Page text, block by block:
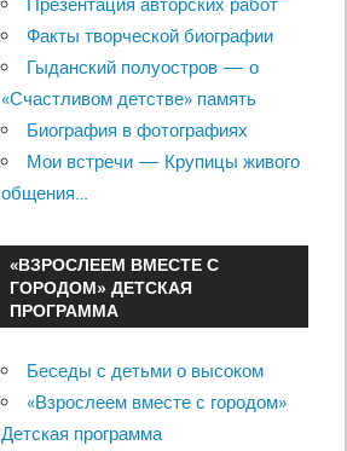
Факты творческой биографии
Гыданский полуостров — о
«Счастливом детстве» память
Биография в фотографиях
Мои встречи — Крупицы живого
общения…
«ВЗРОСЛЕЕМ ВМЕСТЕ С
ГОРОДОМ» ДЕТСКАЯ
ПРОГРАММА
Беседы с детьми о высоком
«Взрослеем вместе с городом»
Детская программа